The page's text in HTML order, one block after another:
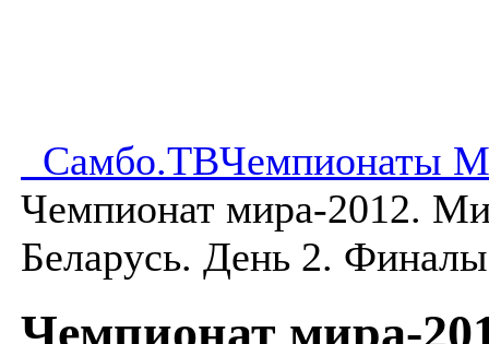
Самбо.ТВЧемпионаты
Чемпионат мира-2012.
Беларусь. День 2.